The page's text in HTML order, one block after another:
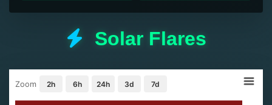
Solar Flares
Zoom 2h 6h 24h 3d 7d